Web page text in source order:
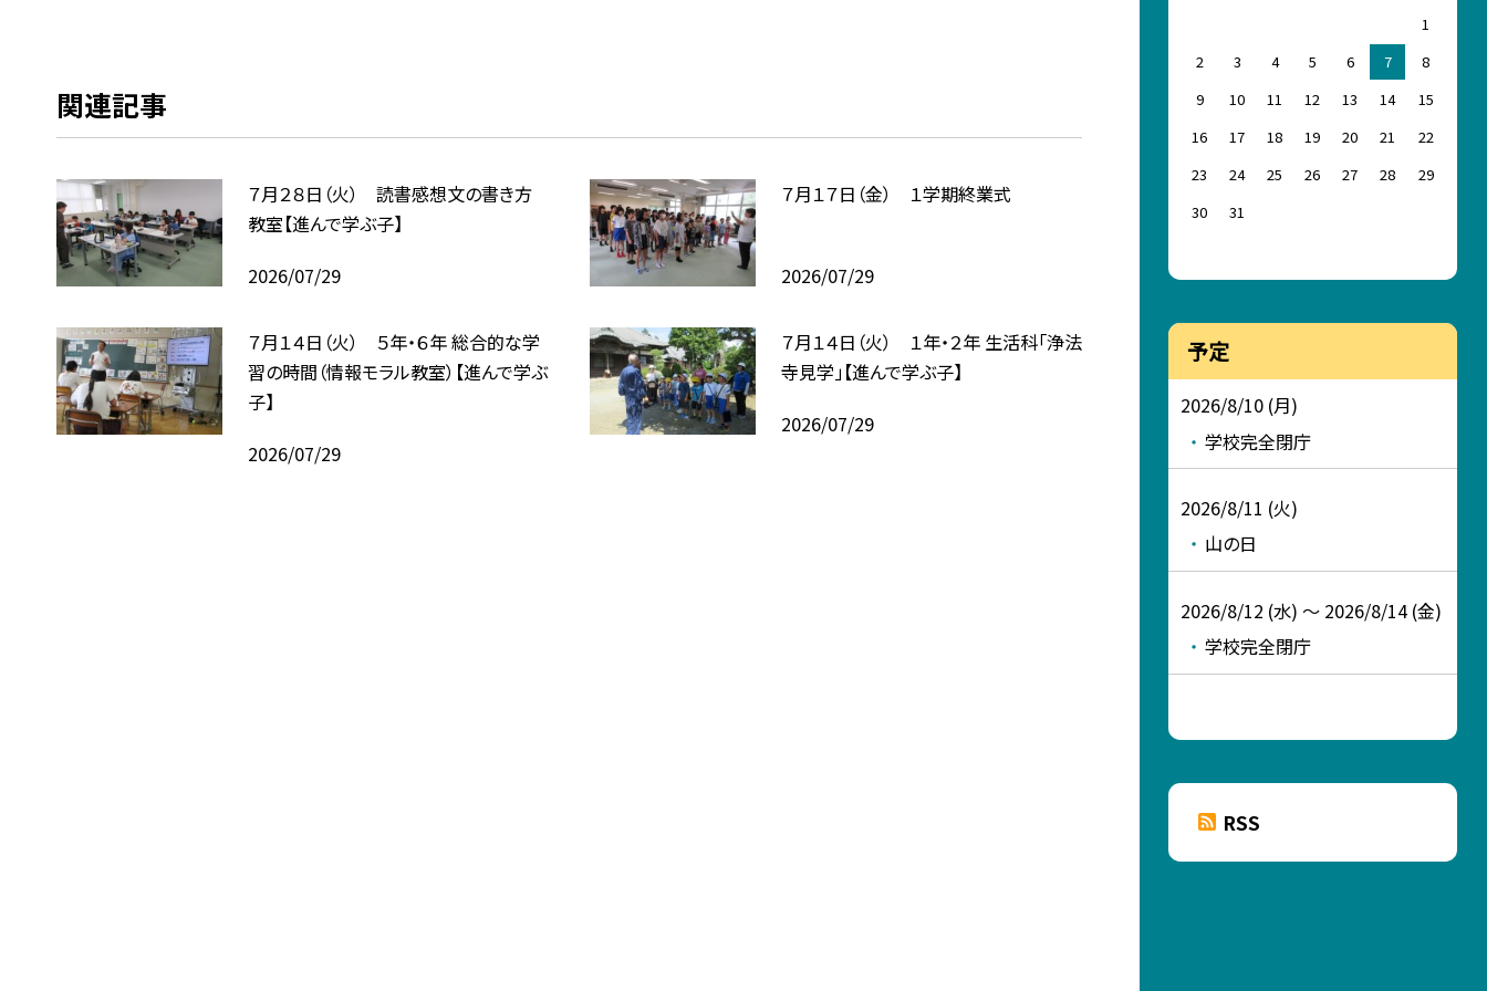
関連記事
７月２８日（火） 読書感想文の書き方
教室【進んで学ぶ子】
2026/07/29
７月１７日（金） １学期終業式
2026/07/29
７月１４日（火） ５年・６年 総合的な学
習の時間（情報モラル教室）【進んで学ぶ
子】
2026/07/29
７月１４日（火） １年・２年 生活科「浄法
寺見学」【進んで学ぶ子】
2026/07/29
1
2
3 4 5 6 7
8
9
10 11 12 13 14
15
16
17 18 19 20 21
22
23
24 25 26 27 28
29
30
31
予定
2026/8/10 (月)
学校完全閉庁
2026/8/11 (火)
山の日
2026/8/12 (水) ～ 2026/8/14 (金)
学校完全閉庁
RSS